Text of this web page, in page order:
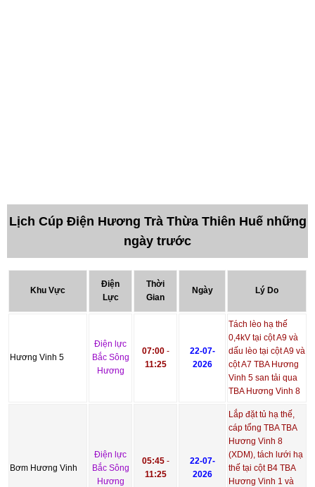
Lịch Cúp Điện Hương Trà Thừa Thiên Huế những
ngày trước
Khu Vực
Điện
Lực
Thời
Gian
Ngày Lý Do
Hương Vinh 5
Điện lực
Bắc Sông
Hương
07:00-
11:25
22-07-
2026
Tách lèo hạ thế
0,4kV tại cột A9 và
dấu lèo tại cột A9 và
cột A7 TBA Hương
Vinh 5 san tải qua
TBA Hương Vinh 8
Bơm Hương Vinh
Điện lực
Bắc Sông
Hương
05:45-
11:25
22-07-
2026
Lắp đặt tủ hạ thế,
cáp tổng TBA TBA
Hương Vinh 8
(XDM), tách lưới hạ
thế tại cột B4 TBA
Hương Vinh 1 và